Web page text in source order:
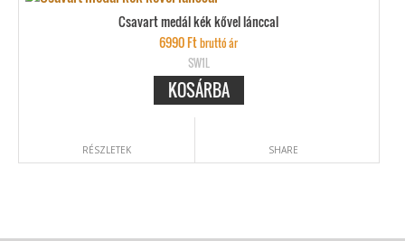
Csavart medál kék kővel lánccal
6990Ftbruttó ár
SW1L
KOSÁRBA
RÉSZLETEK SHARE